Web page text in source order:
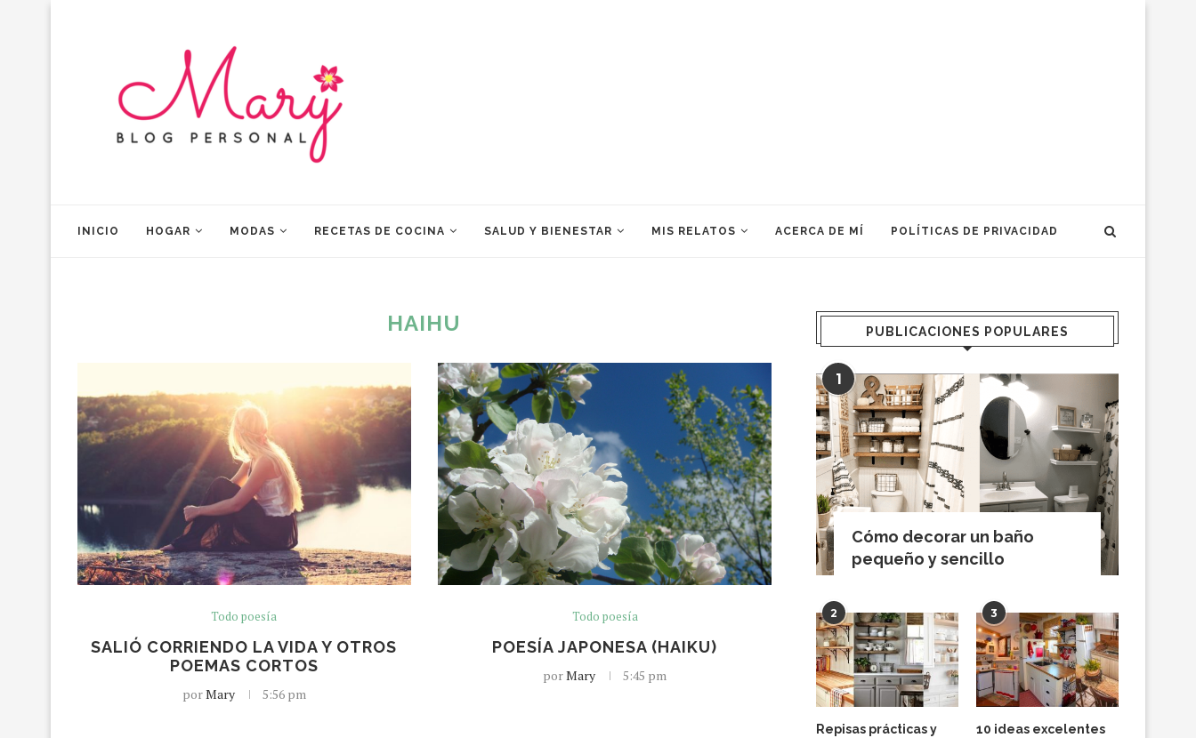
INICIO HOGAR MODAS RECETAS DE COCINA SALUD Y BIENESTAR MIS RELATOS ACERCA DE MÍ POLÍTICAS DE PRIVACIDAD
HAIHU
Todo poesía
SALIÓ CORRIENDO LA VIDA Y OTROS
POEMAS CORTOS
porMary 5:56 pm
Todo poesía
POESÍA JAPONESA (HAIKU)
porMary 5:45 pm
PUBLICACIONES POPULARES
1
Cómo decorar un baño
pequeño y sencillo
2
Repisas prácticas y
3
10 ideas excelentes